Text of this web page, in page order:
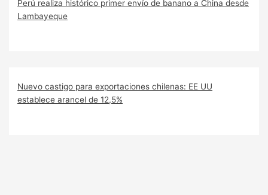
Perú realiza histórico primer envío de banano a China desde
Lambayeque
Nuevo castigo para exportaciones chilenas: EE UU
establece arancel de 12,5%